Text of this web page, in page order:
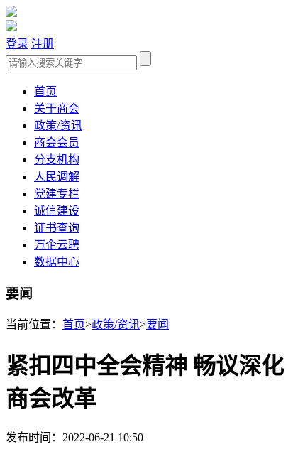
登录 注册
首页
关于商会
政策/资讯
商会会员
分支机构
人民调解
党建专栏
诚信建设
证书查询
万企云聘
数据中心
要闻
当前位置： 首页>政策/资讯>要闻
紧扣四中全会精神 畅议深化
商会改革
发布时间：2022-06-21 10:50